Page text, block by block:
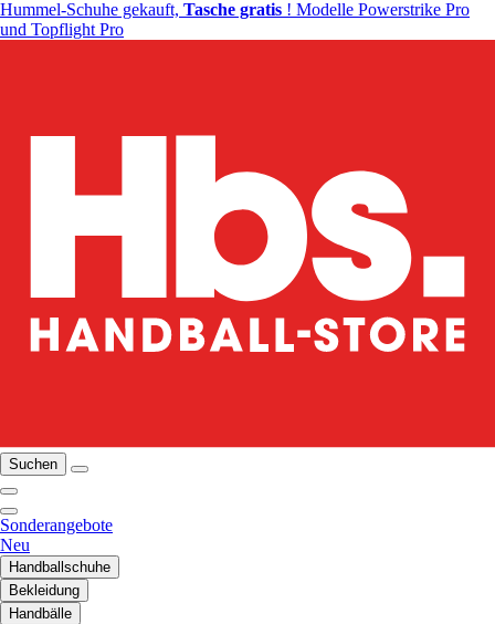
Hummel-Schuhe gekauft, Tasche gratis ! Modelle Powerstrike Pro
und Topflight Pro
Suchen
Sonderangebote
Neu
Handballschuhe
Bekleidung
Handbälle